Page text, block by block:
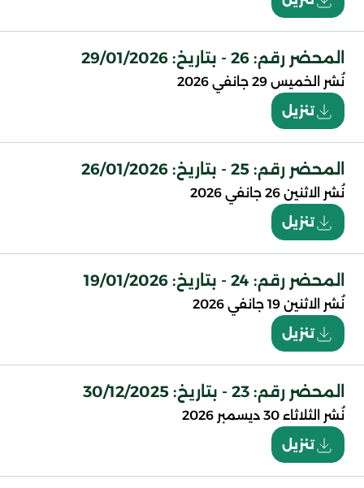
المحضر رقم: 26 - بتاريخ: 29/01/2026
نُشر
الخميس 29 جانفي 2026
تنزيل
المحضر رقم: 25 - بتاريخ: 26/01/2026
نُشر الاثنين 26 جانفي 2026
تنزيل
المحضر رقم: 24 - بتاريخ: 19/01/2026
نُشر الاثنين 19 جانفي 2026
تنزيل
المحضر رقم: 23 - بتاريخ: 30/12/2025
نُشر
الثلاثاء 30 ديسمبر 2026
تنزيل